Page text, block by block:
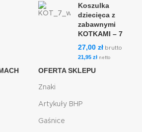
Koszulka
dziecięca z
zabawnymi
KOTKAMI – 7
27,00 zł brutto
21,95 zł netto
OFERTA SKLEPU
Znaki
Artykuły BHP
Gaśnice